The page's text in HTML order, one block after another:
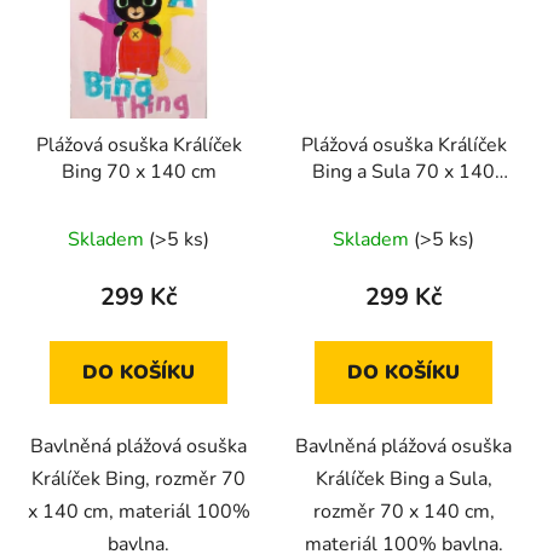
Plážová osuška Králíček
Bing 70 x 140 cm
Skladem (>5 ks)
299 Kč
DO KOŠÍKU
Bavlněná plážová osuška
Králíček Bing, rozměr 70
x 140 cm, materiál 100%
bavlna.
Plážová osuška Králíček
Bing a Sula 70 x 140
Skladem (>5 ks)
299 Kč
DO KOŠÍKU
Bavlněná plážová osuška
Králíček Bing a Sula,
rozměr 70 x 140 cm,
materiál 100% bavlna.